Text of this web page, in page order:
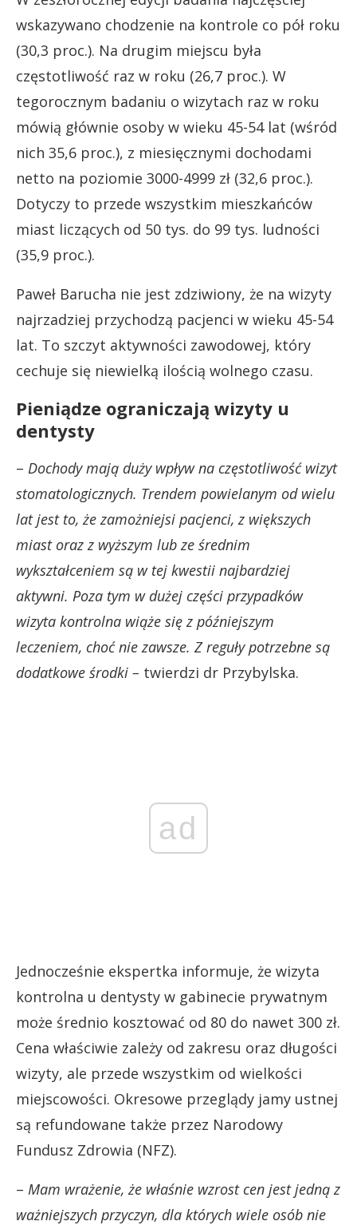
wskazywano chodzenie na kontrole co pół roku
(30,3 proc.). Na drugim miejscu była
częstotliwość raz w roku (26,7 proc.). W
tegorocznym badaniu o wizytach raz w roku
mówią głównie osoby w wieku 45-54 lat (wśród
nich 35,6 proc.), z miesięcznymi dochodami
netto na poziomie 3000-4999 zł (32,6 proc.).
Dotyczy to przede wszystkim mieszkańców
miast liczących od 50 tys. do 99 tys. ludności
(35,9 proc.).
Paweł Barucha nie jest zdziwiony, że na wizyty
najrzadziej przychodzą pacjenci w wieku 45-54
lat. To szczyt aktywności zawodowej, który
cechuje się niewielką ilością wolnego czasu.
Pieniądze ograniczają wizyty u
dentysty
– Dochody mają duży wpływ na częstotliwość wizyt
stomatologicznych. Trendem powielanym od wielu
lat jest to, że zamożniejsi pacjenci, z większych
miast oraz z wyższym lub ze średnim
wykształceniem są w tej kwestii najbardziej
aktywni. Poza tym w dużej części przypadków
wizyta kontrolna wiąże się z późniejszym
leczeniem, choć nie zawsze. Z reguły potrzebne są
dodatkowe środki – twierdzi dr Przybylska.
ad
Jednocześnie ekspertka informuje, że wizyta
kontrolna u dentysty w gabinecie prywatnym
może średnio kosztować od 80 do nawet 300 zł.
Cena właściwie zależy od zakresu oraz długości
wizyty, ale przede wszystkim od wielkości
miejscowości. Okresowe przeglądy jamy ustnej
są refundowane także przez Narodowy
Fundusz Zdrowia (NFZ).
– Mam wrażenie, że właśnie wzrost cen jest jedną z
ważniejszych przyczyn, dla których wiele osób nie